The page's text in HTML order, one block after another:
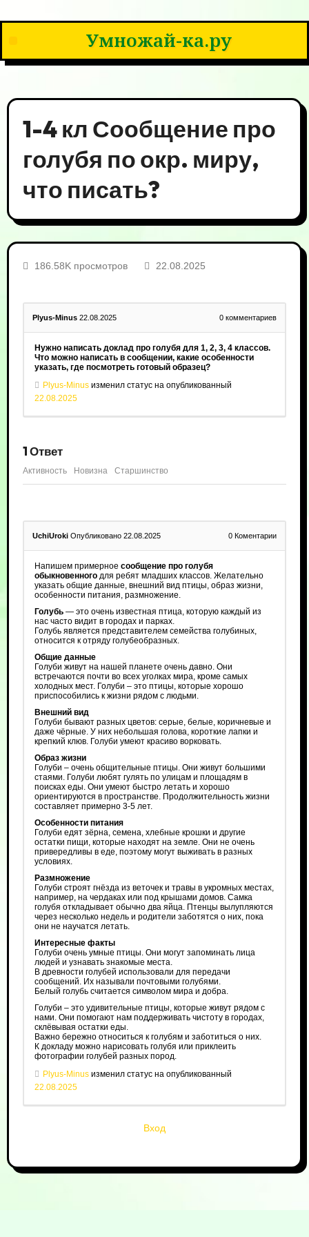
Умножай-ка.ру
1-4 кл Сообщение про
голубя по окр. миру,
что писать?
186.58K просмотров 22.08.2025
Plyus-Minus 22.08.2025 0 комментариев
Нужно написать доклад про голубя для 1, 2, 3, 4 классов.
Что можно написать в сообщении, какие особенности
указать, где посмотреть готовый образец?
Plyus-Minusизменил статус на опубликованный
22.08.2025
1Ответ
Активность Новизна Старшинство
UchiUroki Опубликовано 22.08.2025 0 Коментарии
Напишем примерное сообщение про голубя
обыкновенногодля ребят младших классов. Желательно
указать общие данные, внешний вид птицы, образ жизни,
особенности питания, размножение.
Голубь— это очень известная птица, которую каждый из
нас часто видит в городах и парках.
Голубь является представителем семейства голубиных,
относится к отряду голубеобразных.
Общие данные
Голуби живут на нашей планете очень давно. Они
встречаются почти во всех уголках мира, кроме самых
холодных мест. Голуби – это птицы, которые хорошо
приспособились к жизни рядом с людьми.
Внешний вид
Голуби бывают разных цветов: серые, белые, коричневые и
даже чёрные. У них небольшая голова, короткие лапки и
крепкий клюв. Голуби умеют красиво ворковать.
Образ жизни
Голуби – очень общительные птицы. Они живут большими
стаями. Голуби любят гулять по улицам и площадям в
поисках еды. Они умеют быстро летать и хорошо
ориентируются в пространстве. Продолжительность жизни
составляет примерно 3-5 лет.
Особенности питания
Голуби едят зёрна, семена, хлебные крошки и другие
остатки пищи, которые находят на земле. Они не очень
привередливы в еде, поэтому могут выживать в разных
условиях.
Размножение
Голуби строят гнёзда из веточек и травы в укромных местах,
например, на чердаках или под крышами домов. Самка
голубя откладывает обычно два яйца. Птенцы вылупляются
через несколько недель и родители заботятся о них, пока
они не научатся летать.
Интересные факты
Голуби очень умные птицы. Они могут запоминать лица
людей и узнавать знакомые места.
В древности голубей использовали для передачи
сообщений. Их называли почтовыми голубями.
Белый голубь считается символом мира и добра.
Голуби – это удивительные птицы, которые живут рядом с
нами. Они помогают нам поддерживать чистоту в городах,
склёвывая остатки еды.
Важно бережно относиться к голубям и заботиться о них.
К докладу можно нарисовать голубя или приклеить
фотографии голубей разных пород.
Plyus-Minusизменил статус на опубликованный
22.08.2025
Вход